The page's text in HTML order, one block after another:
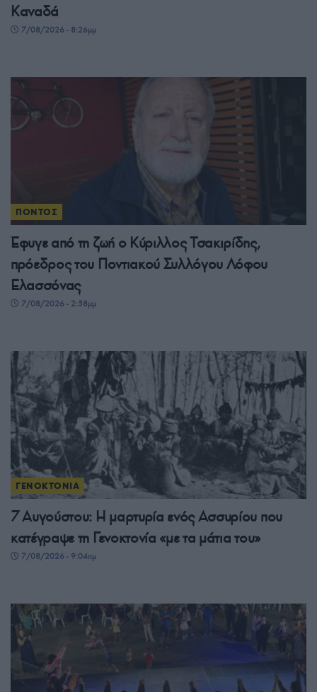
Καναδά
7/08/2026 - 8:26μμ
ΠΟΝΤΟΣ
Έφυγε από τη ζωή ο Κύριλλος Τσακιρίδης,
πρόεδρος του Ποντιακού Συλλόγου Λόφου
Ελασσόνας
7/08/2026 - 2:58μμ
ΓΕΝΟΚΤΟΝΙΑ
7 Αυγούστου: Η μαρτυρία ενός Ασσυρίου που
κατέγραψε τη Γενοκτονία «με τα μάτια του»
7/08/2026 - 9:04πμ